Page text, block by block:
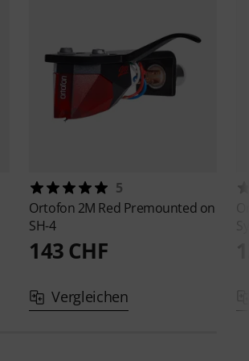
5
Ortofon 2M Red Premounted on
SH-4
143 CHF
Vergleichen